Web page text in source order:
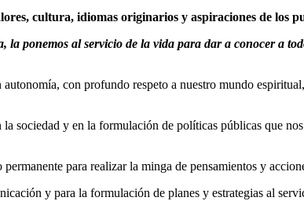
cultura, idiomas originarios y aspiraciones de los
ponemos al servicio de la vida para dar a conocer a
autonomía, con profundo respeto a nuestro mundo
sociedad y en la formulación de políticas públicas que
para realizar la minga de pensamientos y
y para la formulación de planes y estrategias al